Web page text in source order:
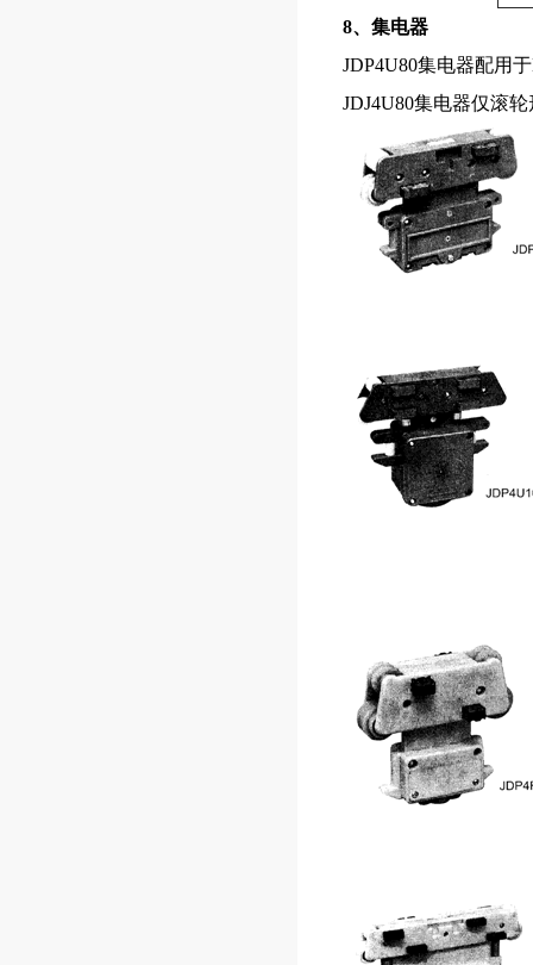
8、集电器
JDP4U80集电器配用
JDJ4U80集电器仅滚